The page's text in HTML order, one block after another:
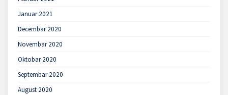
Januar 2021
Decembar 2020
Novembar 2020
Oktobar 2020
Septembar 2020
August 2020